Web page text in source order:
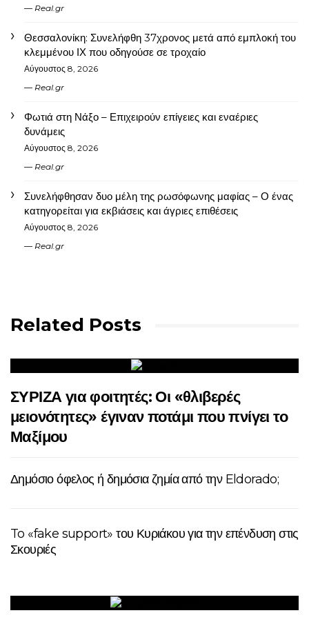
Real.gr
Θεσσαλονίκη: Συνελήφθη 37χρονος μετά από εμπλοκή του
κλεμμένου ΙΧ που οδηγούσε σε τροχαίο
Αύγουστος 8, 2026
Real.gr
Φωτιά στη Νάξο – Επιχειρούν επίγειες και εναέριες
δυνάμεις
Αύγουστος 8, 2026
Real.gr
Συνελήφθησαν δυο μέλη της ρωσόφωνης μαφίας – Ο ένας
κατηγορείται για εκβιάσεις και άγριες επιθέσεις
Αύγουστος 8, 2026
Real.gr
Related Posts
ΣΥΡΙΖΑ για φοιτητές: Οι «θλιβερές
μειονότητες» έγιναν ποτάμι που πνίγει το
Μαξίμου
Δημόσιο όφελος ή δημόσια ζημία από την Eldorado;
To «fake support» του Κυριάκου για την επένδυση στις
Σκουριές